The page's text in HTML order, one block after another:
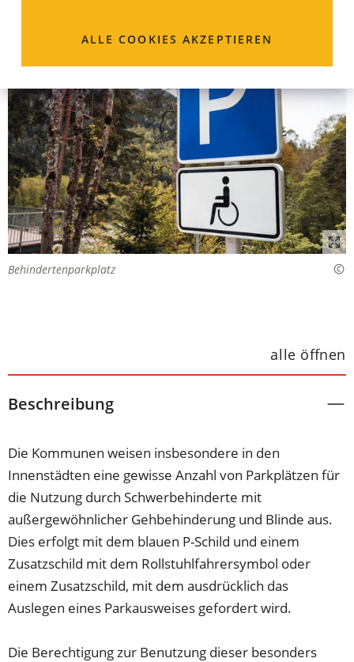
ALLE COOKIES AKZEPTIEREN
Behindertenparkplatz
alle öffnen
Beschreibung
Die Kommunen weisen insbesondere in den
Innenstädten eine gewisse Anzahl von Parkplätzen für
die Nutzung durch Schwerbehinderte mit
außergewöhnlicher Gehbehinderung und Blinde aus.
Dies erfolgt mit dem blauen P-Schild und einem
Zusatzschild mit dem Rollstuhlfahrersymbol oder
einem Zusatzschild, mit dem ausdrücklich das
Auslegen eines Parkausweises gefordert wird.
Die Berechtigung zur Benutzung dieser besonders